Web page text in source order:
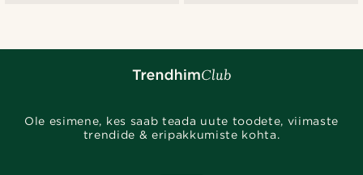
Ole esimene, kes saab teada uute toodete, viimaste
trendide & eripakkumiste kohta.